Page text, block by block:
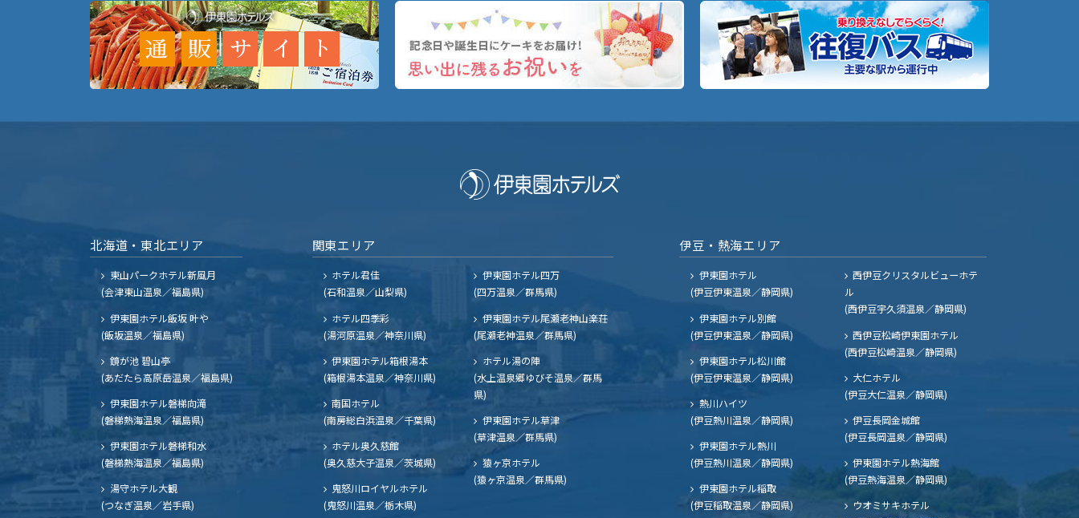
北海道・東北エリア
東山パークホテル新風月
(会津東山温泉／福島県)
伊東園ホテル飯坂 叶や
(飯坂温泉／福島県)
鏡が池 碧山亭
(あだたら高原岳温泉／福島県)
伊東園ホテル磐梯向滝
(磐梯熱海温泉／福島県)
伊東園ホテル磐梯和水
(磐梯熱海温泉／福島県)
湯守ホテル大観
(つなぎ温泉／岩手県)
関東エリア
ホテル君佳
(石和温泉／山梨県)
ホテル四季彩
(湯河原温泉／神奈川県)
伊東園ホテル箱根湯本
(箱根湯本温泉／神奈川県)
南国ホテル
(南房総白浜温泉／千葉県)
ホテル奥久慈館
(奥久慈大子温泉／茨城県)
鬼怒川ロイヤルホテル
(鬼怒川温泉／栃木県)
伊東園ホテル四万
(四万温泉／群馬県)
伊東園ホテル尾瀬老神山楽荘
(尾瀬老神温泉／群馬県)
ホテル湯の陣
(水上温泉郷ゆびそ温泉／群馬
県)
伊東園ホテル草津
(草津温泉／群馬県)
猿ヶ京ホテル
(猿ヶ京温泉／群馬県)
伊豆・熱海エリア
伊東園ホテル
(伊豆伊東温泉／静岡県)
伊東園ホテル別館
(伊豆伊東温泉／静岡県)
伊東園ホテル松川館
(伊豆伊東温泉／静岡県)
熱川ハイツ
(伊豆熱川温泉／静岡県)
伊東園ホテル熱川
(伊豆熱川温泉／静岡県)
伊東園ホテル稲取
(伊豆稲取温泉／静岡県)
西伊豆クリスタルビューホテ
ル
(西伊豆宇久須温泉／静岡県)
西伊豆松崎伊東園ホテル
(西伊豆松崎温泉／静岡県)
大仁ホテル
(伊豆大仁温泉／静岡県)
伊豆長岡金城館
(伊豆長岡温泉／静岡県)
伊東園ホテル熱海館
(伊豆熱海温泉／静岡県)
ウオミサキホテル